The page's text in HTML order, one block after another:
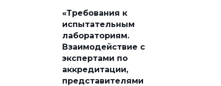
«Требования к
испытательным
лабораториям.
Взаимодействие с
экспертами по
аккредитации,
представителями